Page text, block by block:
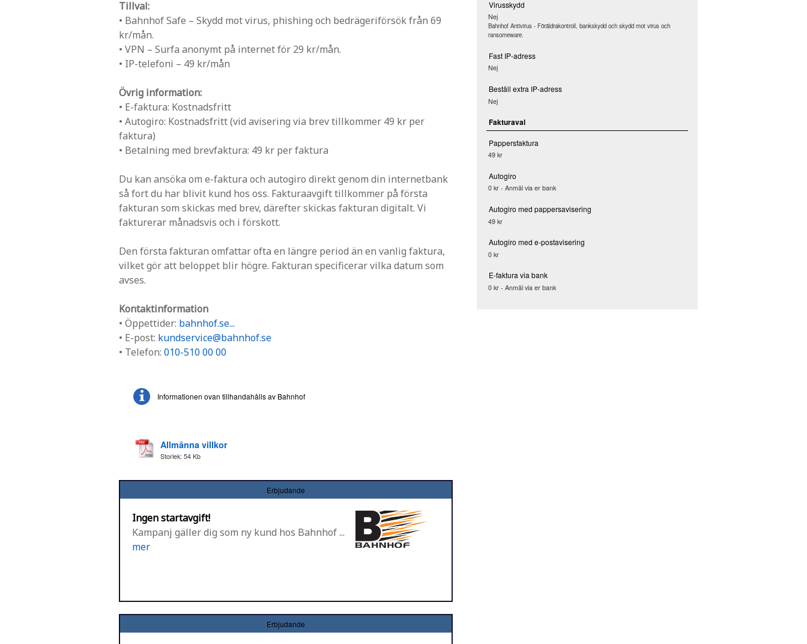
Tillval:
• Bahnhof Safe – Skydd mot virus, phishing och bedrägeriförsök från 69
kr/mån.
• VPN – Surfa anonymt på internet för 29 kr/mån.
• IP-telefoni – 49 kr/mån
Övrig information:
• E-faktura: Kostnadsfritt
• Autogiro: Kostnadsfritt (vid avisering via brev tillkommer 49 kr per
faktura)
• Betalning med brevfaktura: 49 kr per faktura
Du kan ansöka om e-faktura och autogiro direkt genom din internetbank
så fort du har blivit kund hos oss. Fakturaavgift tillkommer på första
fakturan som skickas med brev, därefter skickas fakturan digitalt. Vi
fakturerar månadsvis och i förskott.
Den första fakturan omfattar ofta en längre period än en vanlig faktura,
vilket gör att beloppet blir högre. Fakturan specificerar vilka datum som
avses.
Kontaktinformation
• Öppettider: bahnhof.se...
• E-post: kundservice@bahnhof.se
• Telefon: 010-510 00 00
Informationen ovan tillhandahålls av Bahnhof
Allmänna villkor
Storlek: 54 Kb
Erbjudande
Ingen startavgift!
Kampanj gäller dig som ny kund hos Bahnhof ...
mer
Erbjudande
Virusskydd
Nej
Bahnhof Antivirus - Föräldrakontroll, bankskydd och skydd mot virus och
ransomeware.
Fast IP-adress
Nej
Beställ extra IP-adress
Nej
Fakturaval
Pappersfaktura
49 kr
Autogiro
0 kr - Anmäl via er bank
Autogiro med pappersavisering
49 kr
Autogiro med e-postavisering
0 kr
E-faktura via bank
0 kr - Anmäl via er bank